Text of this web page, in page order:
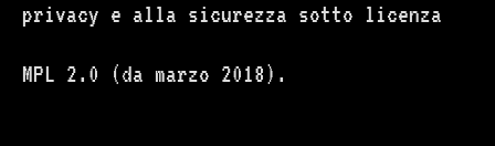
privacy e alla sicurezza sotto licenza
MPL 2.0 (da marzo 2018).